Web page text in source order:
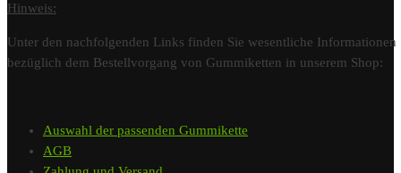
Hinweis:
Unter den nachfolgenden Links finden Sie wesentliche Informationen
bezüglich dem Bestellvorgang von Gummiketten in unserem Shop:
Auswahl der passenden Gummikette
AGB